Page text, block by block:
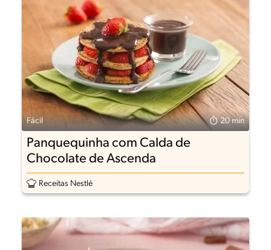
Fácil 20 min
Panquequinha com Calda de
Chocolate de Ascenda
Receitas Nestlé